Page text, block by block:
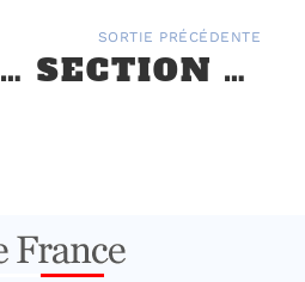
MG DAYS RÉGION PAYS DE LA LOIRE – « LA TÊTE ET LES JAMBES » DU 11 OCTOBRE 2020
SORTIE PRÉCÉDENTE
SECTION JEUNES : WEEK-END DU 27 AOÛT À BRÉHÉMONT